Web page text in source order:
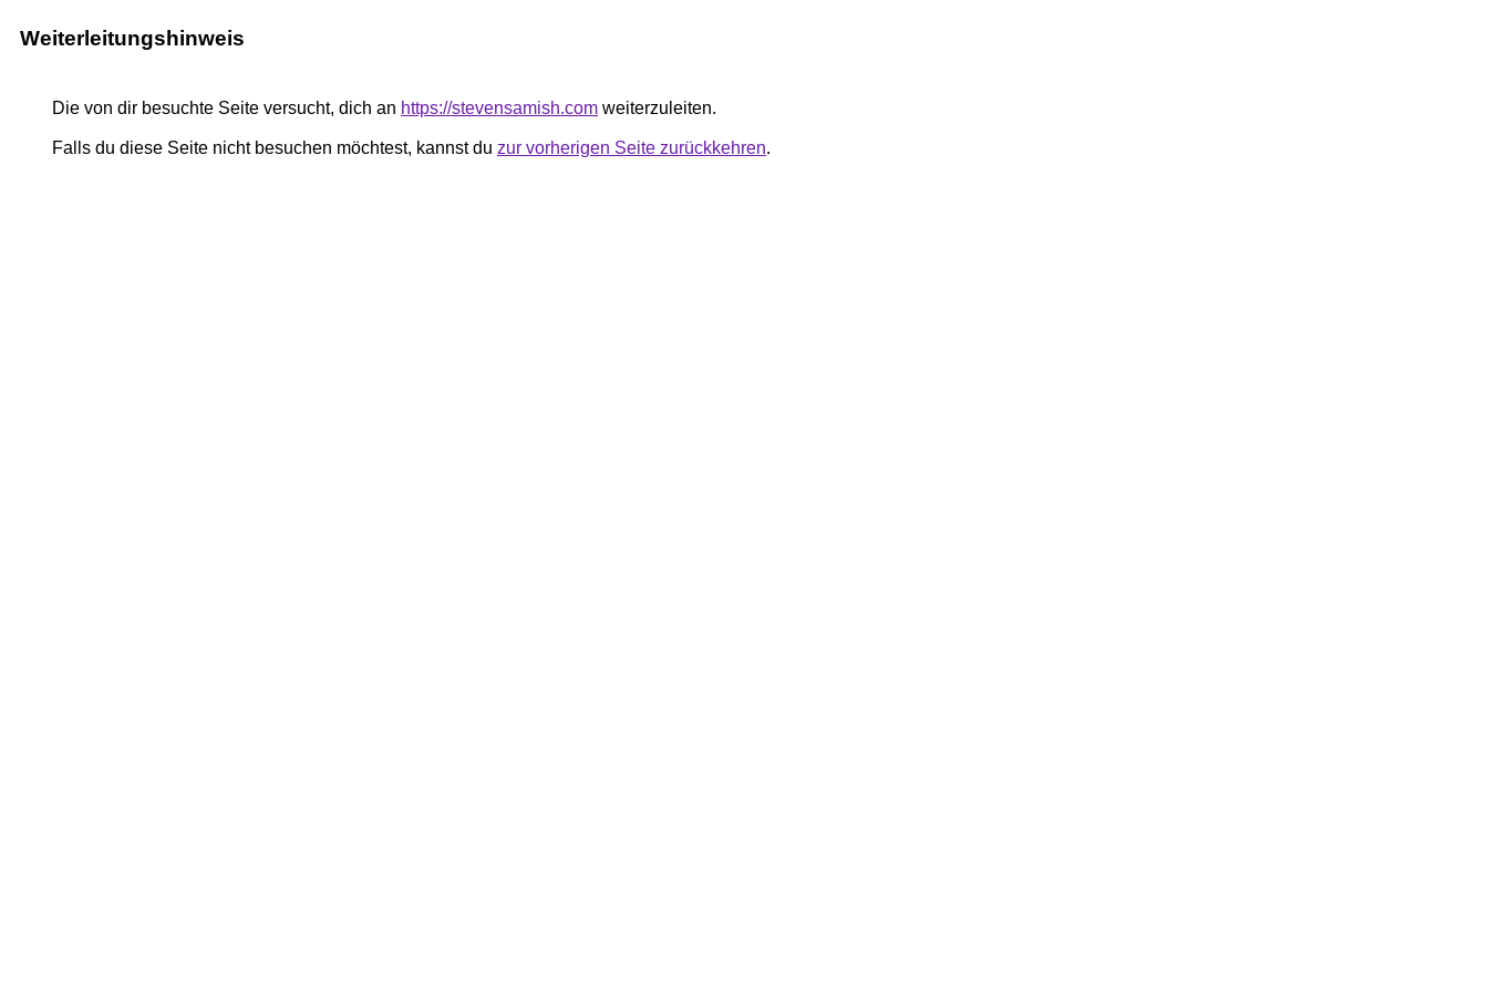
Weiterleitungshinweis
Die von dir besuchte Seite versucht, dich an https://stevensamish.com weiterzuleiten.
Falls du diese Seite nicht besuchen möchtest, kannst du zur vorherigen Seite zurückkehren.